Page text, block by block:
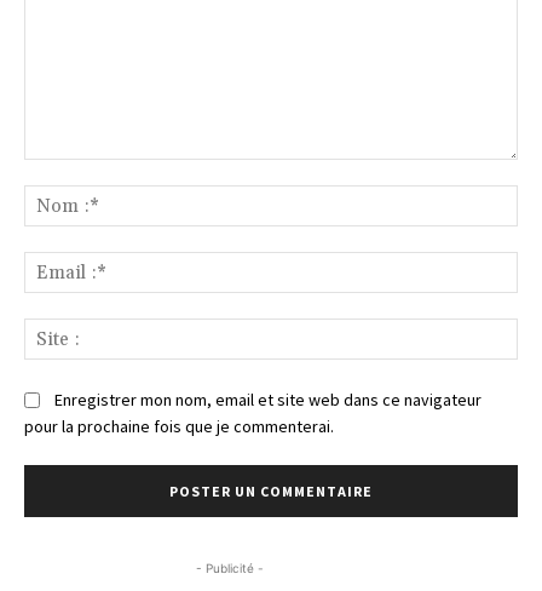
:*
:*
:
Enregistrer mon nom, email et site web dans ce navigateur
pour la prochaine fois que je commenterai.
- Publicité -